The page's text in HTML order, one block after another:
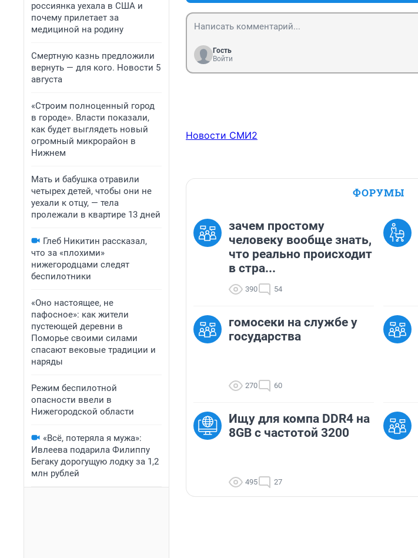
россиянка уехала в США и
почему прилетает за
медициной на родину
Смертную казнь предложили
вернуть — для кого. Новости 5
августа
«Строим полноценный город
в городе». Власти показали,
как будет выглядеть новый
огромный микрорайон в
Нижнем
Мать и бабушка отравили
четырех детей, чтобы они не
уехали к отцу, — тела
пролежали в квартире 13 дней
Глеб Никитин рассказал,
что за «плохими»
нижегородцами следят
беспилотники
«Оно настоящее, не
пафосное»: как жители
пустеющей деревни в
Поморье своими силами
спасают вековые традиции и
наряды
Режим беспилотной
опасности ввели в
Нижегородской области
«Всё, потеряла я мужа»:
Ивлеева подарила Филиппу
Бегаку дорогущую лодку за 1,2
млн рублей
Гость
Войти
Новости СМИ2
ФОРУМЫ
зачем простому
человеку вообще знать,
что реально происходит
в стра...
390 54
гомосеки на службе у
государства
270 60
Ищу для компа DDR4 на
8GB с частотой 3200
495 27